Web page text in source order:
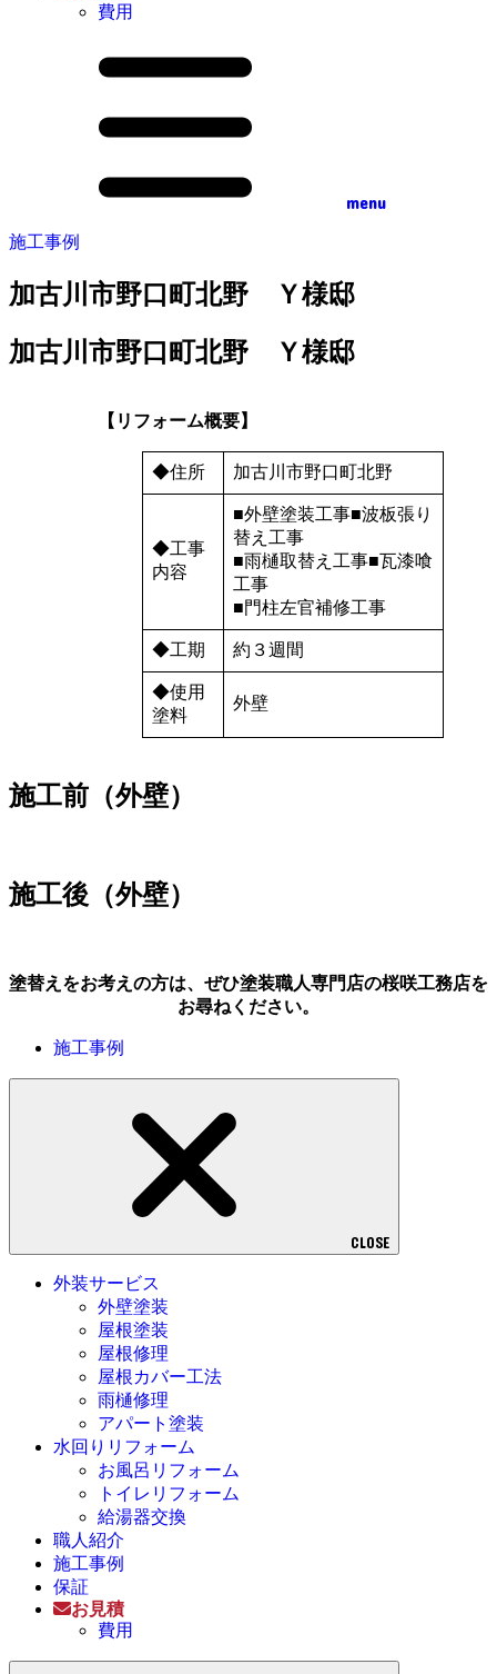
費用
menu
施工事例
加古川市野口町北野 Ｙ様邸
加古川市野口町北野 Ｙ様邸
【リフォーム概要】
◆住所 加古川市野口町北野
◆工事
内容
■外壁塗装工事■波板張り
替え工事
■雨樋取替え工事■瓦漆喰
工事
■門柱左官補修工事
◆工期 約３週間
◆使用
塗料
外壁
施工前（外壁）
施工後（外壁）
塗替えをお考えの方は、ぜひ塗装職人専門店の桜咲工務店を
お尋ねください。
施工事例
CLOSE
外装サービス
外壁塗装
屋根塗装
屋根修理
屋根カバー工法
雨樋修理
アパート塗装
水回りリフォーム
お風呂リフォーム
トイレリフォーム
給湯器交換
職人紹介
施工事例
保証
お見積
費用